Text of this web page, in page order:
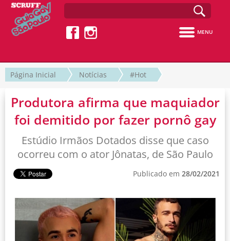
MENU
Página Inicial Notícias #Hot
Produtora afirma que maquiador
foi demitido por fazer pornô gay
Estúdio Irmãos Dotados disse que caso
ocorreu com o ator Jônatas, de São Paulo
Publicado em 28/02/2021